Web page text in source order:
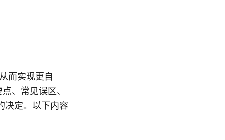
而实现更自
、常见误区、
决定。以下内容